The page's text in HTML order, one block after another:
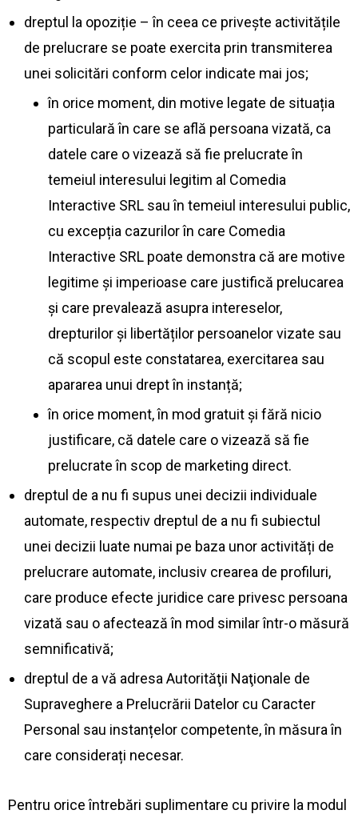
dreptul la opoziție – în ceea ce privește activitățile
de prelucrare se poate exercita prin transmiterea
unei solicitări conform celor indicate mai jos;
în orice moment, din motive legate de situația
particulară în care se află persoana vizată, ca
datele care o vizează să fie prelucrate în
temeiul interesului legitim al Comedia
Interactive SRL sau în temeiul interesului public,
cu excepția cazurilor în care Comedia
Interactive SRL poate demonstra că are motive
legitime și imperioase care justifică prelucarea
și care prevalează asupra intereselor,
drepturilor și libertăților persoanelor vizate sau
că scopul este constatarea, exercitarea sau
apararea unui drept în instanță;
în orice moment, în mod gratuit și fără nicio
justificare, că datele care o vizează să fie
prelucrate în scop de marketing direct.
dreptul de a nu fi supus unei decizii individuale
automate, respectiv dreptul de a nu fi subiectul
unei decizii luate numai pe baza unor activități de
prelucrare automate, inclusiv crearea de profiluri,
care produce efecte juridice care privesc persoana
vizată sau o afectează în mod similar într-o măsură
semnificativă;
dreptul de a vă adresa Autorităţii Naţionale de
Supraveghere a Prelucrării Datelor cu Caracter
Personal sau instanțelor competente, în măsura în
care considerați necesar.
Pentru orice întrebări suplimentare cu privire la modul